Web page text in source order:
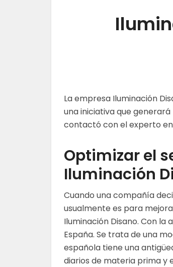
La empresa Iluminación
una iniciativa que
contactó con el experto
Optimizar el
Iluminación
Cuando una compañía
usualmente es para
Iluminación Disano. Con
España. Se trata de una
española tiene una
diarios de materia prima y